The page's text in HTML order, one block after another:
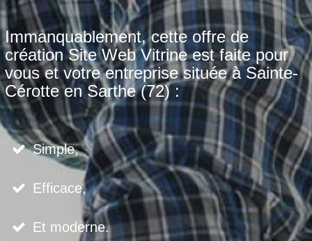
Immanquablement, cette offre de
création Site Web Vitrine est faite pour
vous et votre entreprise située à Sainte-
Cérotte en Sarthe (72) :
Simple,
Efficace,
Et moderne.